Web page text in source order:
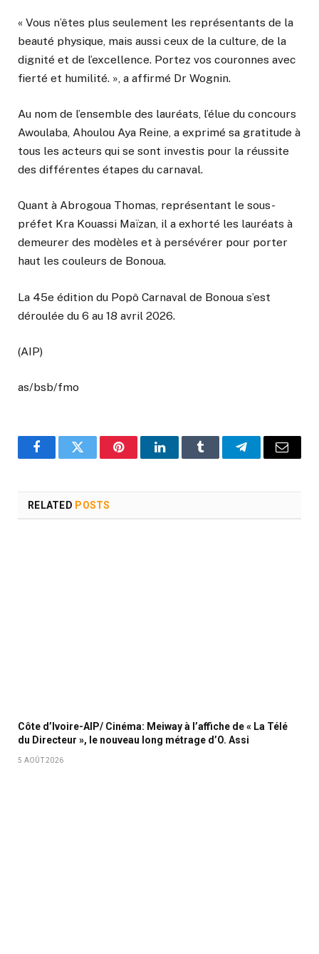
« Vous n’êtes plus seulement les représentants de la
beauté physique, mais aussi ceux de la culture, de la
dignité et de l’excellence. Portez vos couronnes avec
fierté et humilité. », a affirmé Dr Wognin.
Au nom de l’ensemble des lauréats, l’élue du concours
Awoulaba, Ahoulou Aya Reine, a exprimé sa gratitude à
tous les acteurs qui se sont investis pour la réussite
des différentes étapes du carnaval.
Quant à Abrogoua Thomas, représentant le sous-
préfet Kra Kouassi Maïzan, il a exhorté les lauréats à
demeurer des modèles et à persévérer pour porter
haut les couleurs de Bonoua.
La 45e édition du Popô Carnaval de Bonoua s’est
déroulée du 6 au 18 avril 2026.
(AIP)
as/bsb/fmo
FacebookTwitter PinterestLinkedInTumblr TelegramEmail
RELATED POSTS
Côte d’Ivoire-AIP/ Cinéma: Meiway à l’affiche de « La Télé
du Directeur », le nouveau long métrage d’O. Assi
5 AOÛT 2026